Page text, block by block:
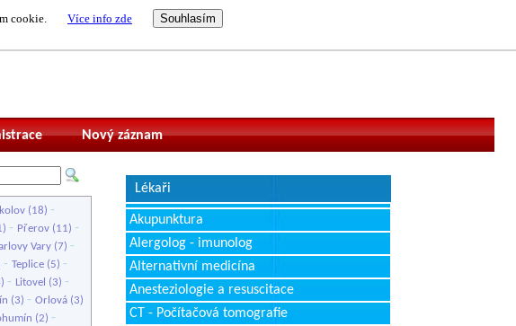
cookie. Více info zde
Nový záznam
(18) -
- Přerov (11) -
Vary (7) -
- Teplice (5) -
- Litovel (3) -
(3) - Orlová (3)
(2) -
Lékaři
Akupunktura
Alergolog - imunolog
Alternativní medicína
Anesteziologie a resuscitace
CT - Počítačová tomografie